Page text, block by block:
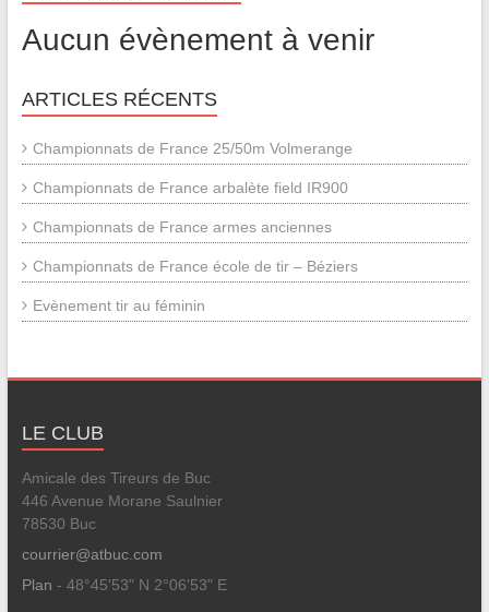
Aucun évènement à venir
ARTICLES RÉCENTS
Championnats de France 25/50m Volmerange
Championnats de France arbalète field IR900
Championnats de France armes anciennes
Championnats de France école de tir – Béziers
Evènement tir au féminin
LE CLUB
Amicale des Tireurs de Buc
446 Avenue Morane Saulnier
78530 Buc
courrier@atbuc.com
Plan - 48°45'53" N 2°06'53" E